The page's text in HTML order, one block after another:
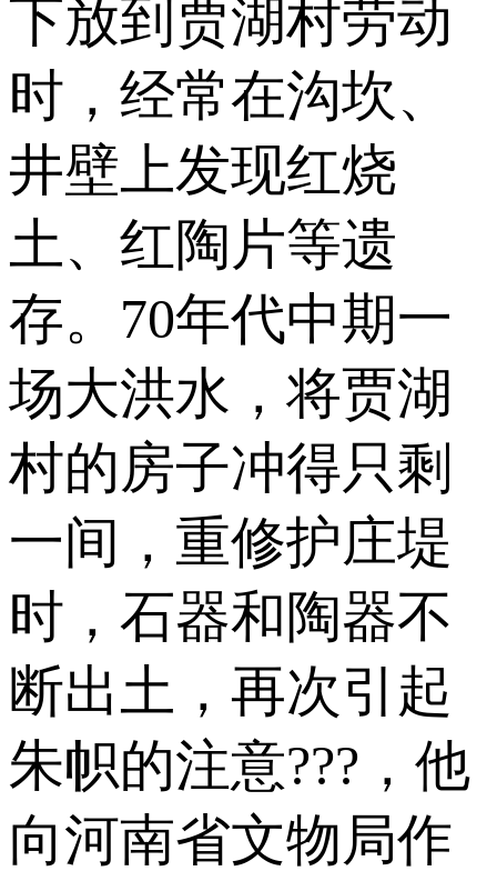
下放到贾湖村劳动
时，经常在沟坎、
井壁上发现红烧
土、红陶片等遗
存。70年代中期一
场大洪水，将贾湖
村的房子冲得只剩
一间，重修护庄堤
时，石器和陶器不
断出土，再次引起
朱帜的注意???，他
向河南省文物局作